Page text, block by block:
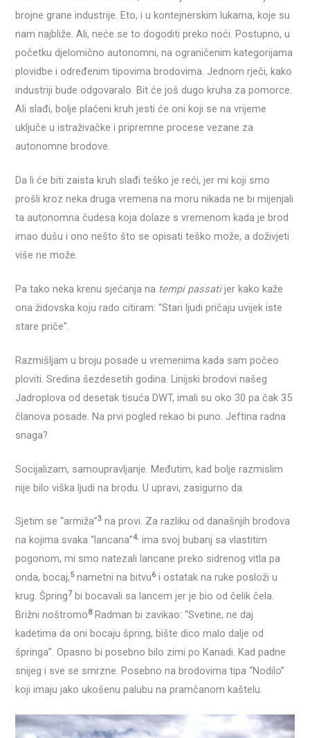
brojne grane industrije. Eto, i u kontejnerskim lukama, koje su
nam najbliže. Ali, neće se to dogoditi preko noći. Postupno, u
početku djelomično autonomni, na ograničenim kategorijama
plovidbe i određenim tipovima brodovima. Jednom rječi, kako
industriji bude odgovaralo. Bit će još dugo kruha za pomorce.
Ali slađi, bolje plaćeni kruh jesti će oni koji se na vrijeme
uključe u istraživačke i pripremne procese vezane za
autonomne brodove.
Da li će biti zaista kruh slađi teško je reći, jer mi koji smo
prošli kroz neka druga vremena na moru nikada ne bi mijenjali
ta autonomna čudesa koja dolaze s vremenom kada je brod
imao dušu i ono nešto što se opisati teško može, a doživjeti
više ne može.
Pa tako neka krenu sjećanja na tempi passatijer kako kaže
ona židovska koju rado citiram: “Stari ljudi pričaju uvijek iste
stare priče”.
Razmišljam u broju posade u vremenima kada sam počeo
ploviti. Sredina šezdesetih godina. Linijski brodovi našeg
Jadroplova od desetak tisuća DWT, imali su oko 30 pa čak 35
članova posade. Na prvi pogled rekao bi puno. Jeftina radna
snaga?
Socijalizam, samoupravljanje. Međutim, kad bolje razmislim
nije bilo viška ljudi na brodu. U upravi, zasigurno da.
Sjetim se “armiža”3 na provi. Za razliku od današnjih brodova
na kojima svaka “lancana”4. ima svoj bubanj sa vlastitim
pogonom, mi smo natezali lancane preko sidrenog vitla pa
onda, bocaj,5nametni na bitvu6i ostatak na ruke posloži u
krug. Špring7 bi bocavali sa lancem jer je bio od čelik čela.
Brižni noštromo8Radman bi zavikao: “Svetine, ne daj
kadetima da oni bocaju špring, bište dico malo dalje od
špringa”. Opasno bi posebno bilo zimi po Kanadi. Kad padne
snijeg i sve se smrzne. Posebno na brodovima tipa “Nodilo”
koji imaju jako ukošenu palubu na pramčanom kaštelu.